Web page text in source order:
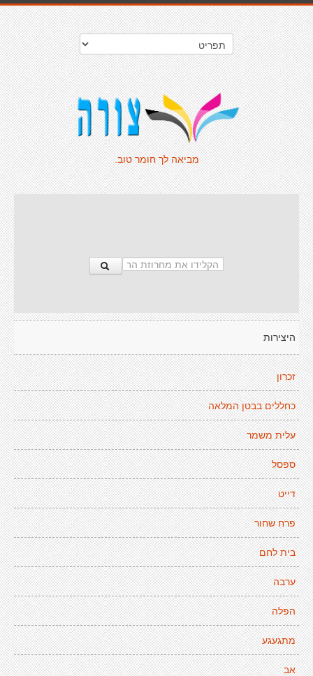
מביאה לך חומר טוב.
היצירות
זכרון
כחללים בבטן המלאה
עלית משמר
ספסל
דייט
פרח שחור
בית לחם
ערבה
הפלה
מתגעגע
אב